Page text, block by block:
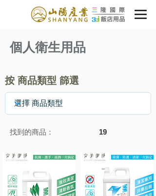
​個人衛生用品
按 商品類型 篩選
找到的商品： 19